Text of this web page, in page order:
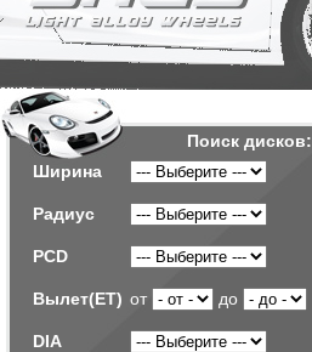
Поиск дисков:
Ширина
Радиус
PCD
Вылет(ET) от до
DIA